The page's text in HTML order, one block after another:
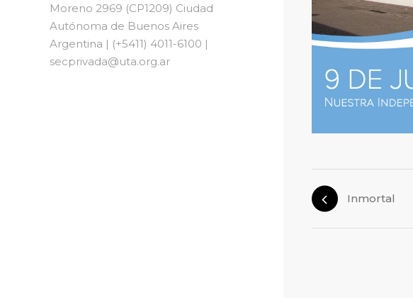
Moreno 2969 (CP1209) Ciudad
Autónoma de Buenos Aires
Argentina | (+5411) 4011-6100 |
secprivada@uta.org.ar
Inmortal